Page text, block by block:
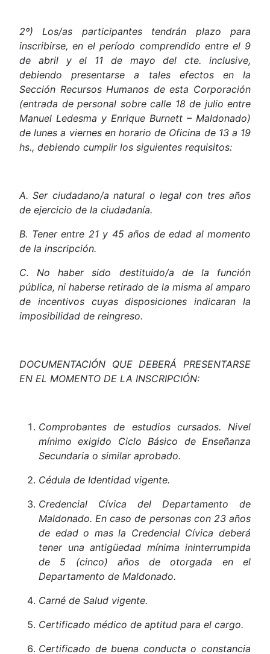
2º) Los/as participantes tendrán plazo
para
inscribirse, en el período comprendido entre el 9
de
abril y el 11 de mayo del cte.
inclusive,
debiendo
presentarse a tales efectos en
la
Sección Recursos Humanos de esta Corporación
(entrada de personal sobre calle 18 de julio entre
Manuel Ledesma y Enrique Burnett – Maldonado)
de lunes a viernes en horario de Oficina de 13 a 19
hs., debiendo cumplir los siguientes requisitos:
A. Ser ciudadano/a natural o legal con tres años
de ejercicio de la ciudadanía.
B. Tener entre 21 y 45 años de edad al momento
de la inscripción.
C. No haber sido destituido/a de la función
pública, ni haberse retirado de la misma al amparo
de incentivos cuyas disposiciones indicaran la
imposibilidad de reingreso.
DOCUMENTACIÓN QUE DEBERÁ
PRESENTARSE
EN EL MOMENTO DE LA INSCRIPCIÓN:
Comprobantes de estudios cursados. Nivel
mínimo exigido Ciclo Básico de Enseñanza
Secundaria o similar aprobado.
Cédula de Identidad vigente.
Credencial Cívica del Departamento de
Maldonado. En caso de personas con 23 años
de edad o mas la Credencial Cívica deberá
tener una antigüedad mínima ininterrumpida
de 5 (cinco) años de otorgada en el
Departamento de Maldonado.
Carné de Salud vigente.
Certificado médico de aptitud para el cargo.
Certificado de buena conducta o constancia